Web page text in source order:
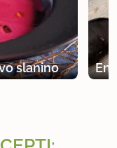
slanino